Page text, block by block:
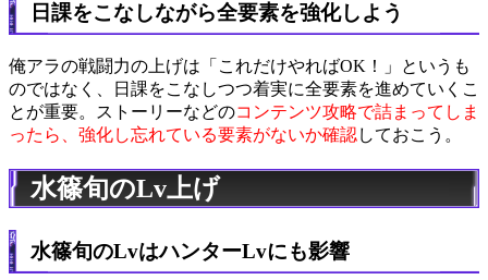
日課をこなしながら全要素を強化しよう
俺アラの戦闘力の上げは「これだけやればOK！」というも
のではなく、日課をこなしつつ着実に全要素を進めていくこ
とが重要。ストーリーなどのコンテンツ攻略で詰まってしま
ったら、強化し忘れている要素がないか確認しておこう。
水篠旬のLv上げ
水篠旬のLvはハンターLvにも影響